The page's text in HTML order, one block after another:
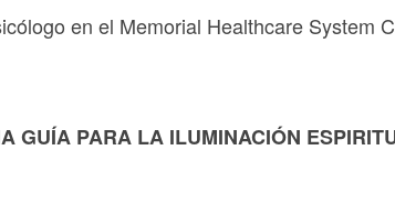
en el Memorial Healthcare System
GUÍA PARA LA ILUMINACIÓN